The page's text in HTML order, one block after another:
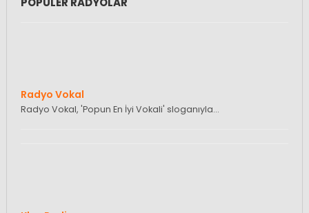
Radyo Vokal
Radyo Vokal, 'Popun En İyi Vokali' sloganıyla…